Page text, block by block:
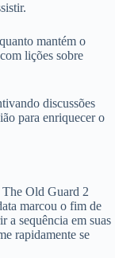
mantém o
lições sobre
discussões
para enriquecer o
The Old Guard 2
marcou o fim de
a sequência em suas
rapidamente se